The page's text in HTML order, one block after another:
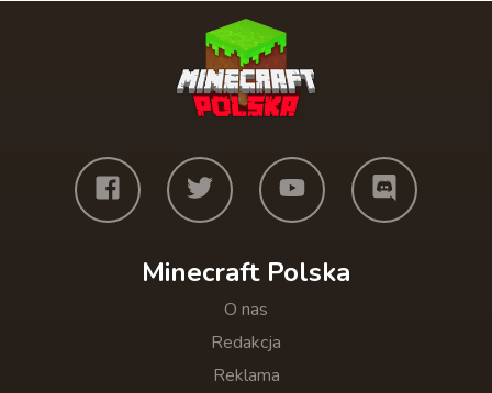
Minecraft Polska
O nas
Redakcja
Reklama